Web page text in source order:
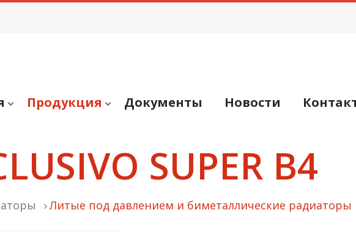
Продукция Документы Новости
SUPER B4
Литые под давлением и биметаллические радиаторы